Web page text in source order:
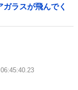
ガラスが飛んでく